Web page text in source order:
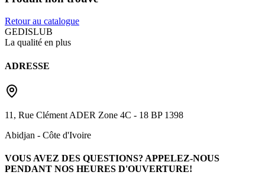
Retour au catalogue
GEDISLUB
La qualité en plus
ADRESSE
11, Rue Clément ADER Zone 4C - 18 BP 1398
Abidjan - Côte d'Ivoire
VOUS AVEZ DES QUESTIONS? APPELEZ-NOUS
PENDANT NOS HEURES D'OUVERTURE!